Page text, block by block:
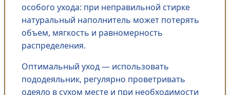
особого ухода: при неправильной стирке
натуральный наполнитель может потерять
объем, мягкость и равномерность
распределения.
Оптимальный уход — использовать
пододеяльник, регулярно проветривать
одеяло в сухом месте и при необходимости